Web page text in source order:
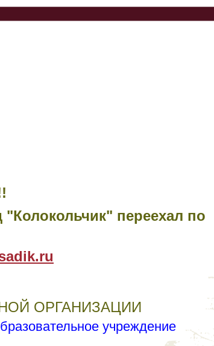
переехал по
ОРГАНИЗАЦИИ
учреждение